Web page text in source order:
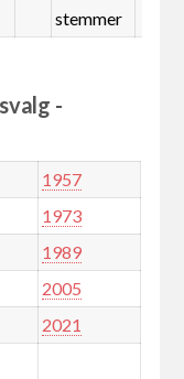
stemmer
-
1957
1973
1989
2005
2021